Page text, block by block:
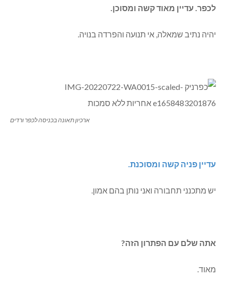
לכפר. עדיין מאוד קשה ומסוכן.
יהיה נתיב שמאלה, אי תנועה והפרדה בנויה.
ארכיון תאונה בכניסה לכפר ורדים
עדיין פניה קשה ומסוכנת.
יש מתכנני תחבורה ואני נותן בהם אמון.
אתה שלם עם הפתרון הזה?
מאוד.